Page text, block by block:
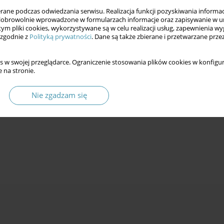
podczas odwiedzania serwisu. Realizacja funkcji pozyskiwania
wprowadzone w formularzach informacje oraz zapisywanie w
pliki cookies, wykorzystywane są w celu realizacji usług, zapewnienia
z Polityką prywatności. Dane są także zbierane i przetwarzane
w swojej przeglądarce. Ograniczenie stosowania plików cookies w
na stronie.
Nie zgadzam się